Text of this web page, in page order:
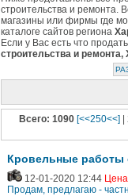
строительства и ремонта.
магазины или фирмы где
каталоге сайтов региона
Если у Вас есть что
строительства и ремонта,
Всего: 1090 [<<250<<]
Кровельные работы
12-01-2020 12:44
Продам, предлагаю -